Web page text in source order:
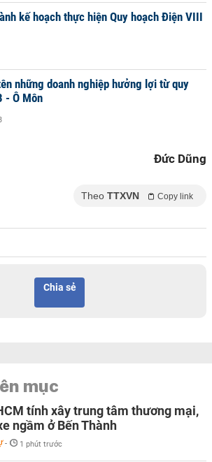
kế hoạch thực hiện Quy hoạch Điện VIII
những doanh nghiệp hưởng lợi từ quy
- Ô Môn
Đức Dũng
Theo TTXVN Copy link
Chia sẻ
mục
tính xây trung tâm thương mại,
ngầm ở Bến Thành
- 1 phút trước